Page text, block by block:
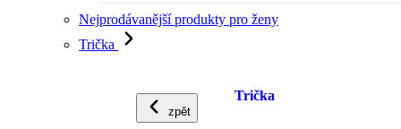
Nejprodávanější produkty pro ženy
Trička
zpět
Trička